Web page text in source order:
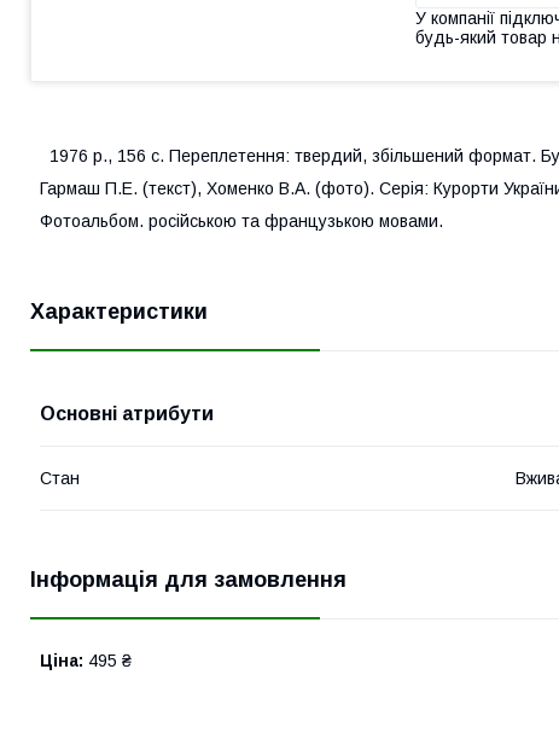
У компанії
будь-який товар
1976 р., 156 с. Переплетення: твердий, збільшений формат.
Гармаш П.Е. (текст), Хоменко В.А. (фото). Серія: Курорти
Фотоальбом. російською та французькою мовами.
Характеристики
Основні атрибути
Стан
Інформація для замовлення
Ціна: 495 ₴